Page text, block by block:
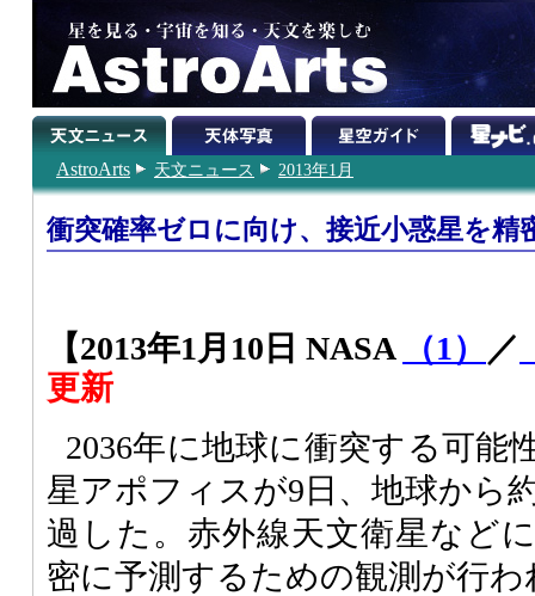
AstroArts 天文ニュース 2013年1月
衝突確率ゼロに向け、接近小惑星を精
【2013年1月10日 NASA （1） ／
更新
2036年に地球に衝突する可能
星アポフィスが9日、地球から
過した。赤外線天文衛星など
密に予測するための観測が行